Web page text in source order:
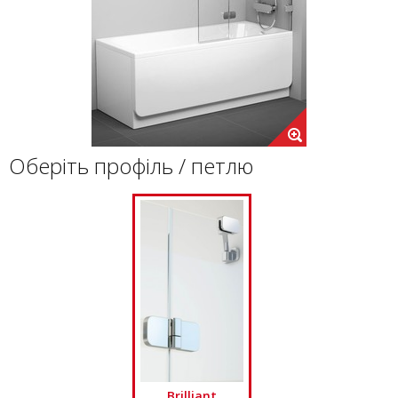
Оберіть профіль / петлю